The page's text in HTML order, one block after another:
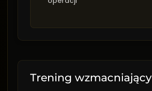
Trening wzmacniający